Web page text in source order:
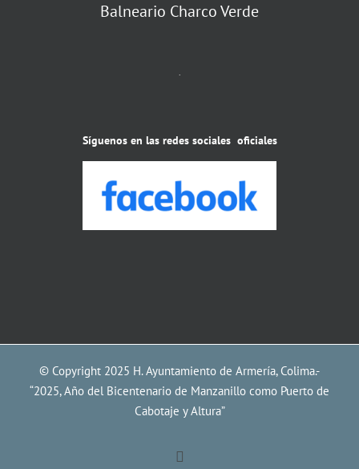
Balneario Charco Verde
.
Síguenos en las redes sociales oficiales
© Copyright 2025 H. Ayuntamiento de Armería, Colima.-
“2025, Año del Bicentenario de Manzanillo como Puerto de
Cabotaje y Altura”